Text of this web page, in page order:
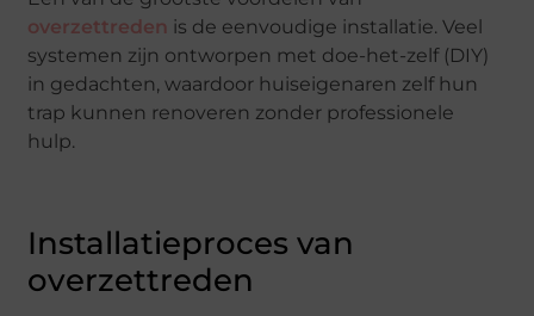
overzettreden is de eenvoudige installatie. Veel
systemen zijn ontworpen met doe-het-zelf (DIY)
in gedachten, waardoor huiseigenaren zelf hun
trap kunnen renoveren zonder professionele
hulp.
Installatieproces van
overzettreden